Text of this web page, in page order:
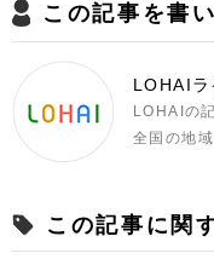
この記事を書
LOHAIラ
LOHAIの
全国の地
この記事に関